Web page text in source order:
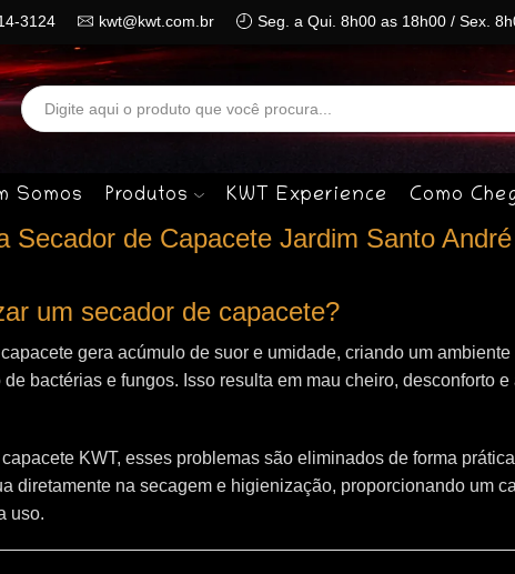
3124 kwt@kwt.com.br Seg. a Qui. 8h00 as 18h00 / Sex.
Search
input
Somos Produtos KWT Experience Como
de Capacete Jardim Santo
um secador de capacete?
gera acúmulo de suor e umidade, criando um
bactérias e fungos. Isso resulta em mau cheiro, desconforto e
KWT, esses problemas são eliminados de forma
diretamente na secagem e higienização, proporcionando um
uso.